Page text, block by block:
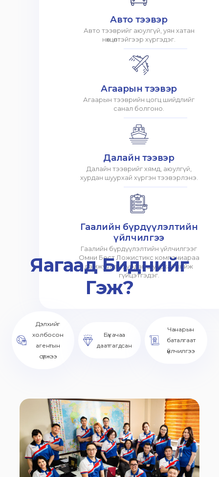
Авто тээвэр
Авто тээврийг аюулгүй, уян хатан
нөхцөлтэйгээр хүргэдэг.
Агаарын тээвэр
Агаарын тээврийн цогц шийдлийг
санал болгоно.
Далайн тээвэр
Далайн тээврийг хямд, аюулгүй,
хурдан шуурхай хүргэн тээвэрлэнэ.
Гаалийн бүрдүүлэлтийн
үйлчилгээ
Гаалийн бүрдүүлэлтийн үйлчилгээг
Омни Бест Ложистикс компаниараа
дамжуулан хурдан шуурхай хийж
гүйцэтгэдэг.
Яагаад Биднийг
Гэж?
Дэлхийг
холбосон
агентын
сүлжээ
Бүх ачаа
даатгагдсан
Чанарын
баталгаат
үйлчилгээ